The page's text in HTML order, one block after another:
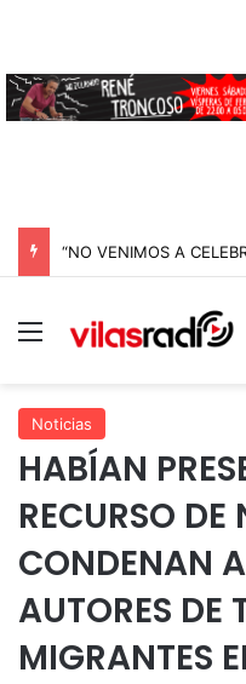
Menú
Noticias
HABÍAN
RECURSO DE
CONDENAN
AUTORES DE
MIGRANTES